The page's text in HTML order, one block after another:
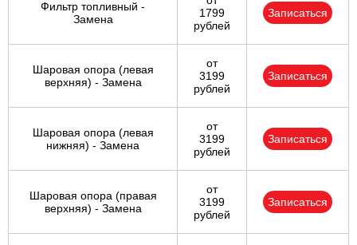
Фильтр топливный -
Замена
1799
рублей
Записаться
Шаровая опора (левая
верхняя) - Замена
от
3199
рублей
Записаться
Шаровая опора (левая
нижняя) - Замена
от
3199
рублей
Записаться
Шаровая опора (правая
верхняя) - Замена
от
3199
рублей
Записаться